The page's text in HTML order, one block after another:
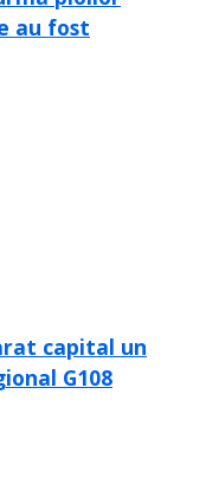
au fost
capital un
G108